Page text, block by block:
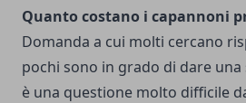
Quanto costano i capannoni
Domanda a cui molti cercano
pochi sono in grado di dare
è una questione molto difficile